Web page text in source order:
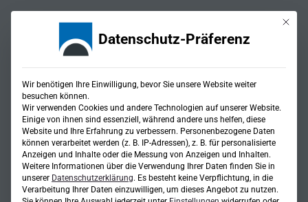
Wärmenetze
Mit
Datenschutz-Präferenz
Wir benötigen Ihre Einwilligung, bevor Sie unsere Website weiter
besuchen können.
Wir verwenden Cookies und andere Technologien auf unserer Website.
Einige von ihnen sind essenziell, während andere uns helfen, diese
Website und Ihre Erfahrung zu verbessern. Personenbezogene Daten
können verarbeitet werden (z. B. IP-Adressen), z. B. für personalisierte
Anzeigen und Inhalte oder die Messung von Anzeigen und Inhalten.
Weitere Informationen über die Verwendung Ihrer Daten finden Sie in
unserer Datenschutzerklärung. Es besteht keine Verpflichtung, in die
Verarbeitung Ihrer Daten einzuwilligen, um dieses Angebot zu nutzen.